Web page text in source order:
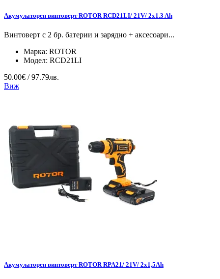
Акумулаторен винтоверт ROTOR RCD21LI/ 21V/ 2x1.3 Ah
Винтоверт с 2 бр. батерии и зарядно + аксесоари...
Марка: ROTOR
Модел: RCD21LI
50.00€ / 97.79лв.
Виж
Акумулаторен винтоверт ROTOR RPA21/ 21V/ 2х1,5Ah